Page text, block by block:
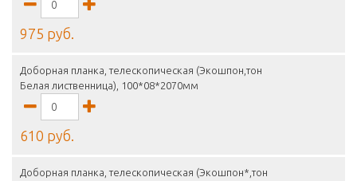
975 руб.
Доборная планка, телескопическая (Экошпон,тон
Белая лиственница), 100*08*2070мм
610 руб.
Доборная планка, телескопическая (Экошпон*,тон